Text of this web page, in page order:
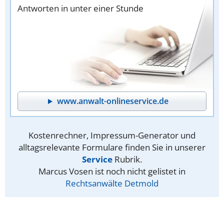
Antworten in unter einer Stunde
www.anwalt-onlineservice.de
Kostenrechner, Impressum-Generator und
alltagsrelevante Formulare finden Sie in unserer
Service Rubrik.
Marcus Vosen ist noch nicht gelistet in
Rechtsanwälte Detmold